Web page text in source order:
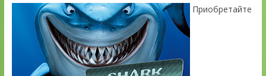
Приобретайте